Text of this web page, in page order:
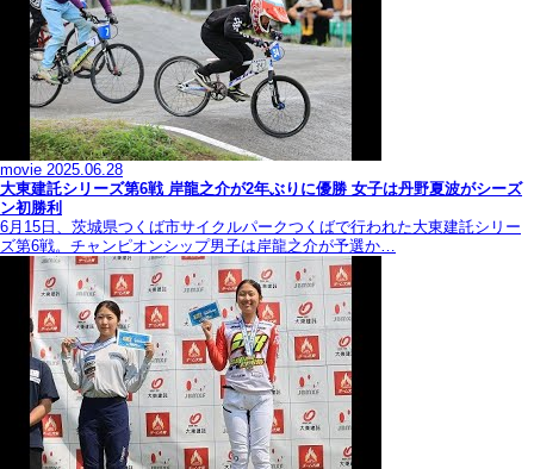
movie 2025.06.28
大東建託シリーズ第6戦 岸龍之介が2年ぶりに優勝 女子は丹野夏波がシーズ
ン初勝利
6月15日、茨城県つくば市サイクルパークつくばで行われた大東建託シリー
ズ第6戦。チャンピオンシップ男子は岸龍之介が予選か…